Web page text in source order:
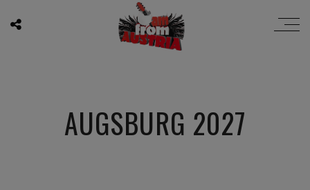
AUGSBURG 2027